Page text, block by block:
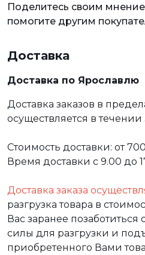
Поделитесь своим
помогите другим
Доставка
Доставка по Ярославлю
Доставка заказов в
осуществляется в
Стоимость доставки: от
Время доставки с 9.00 до
Доставка заказа
разгрузка товара в
Вас заранее
силы для разгрузки и
приобретенного Вами